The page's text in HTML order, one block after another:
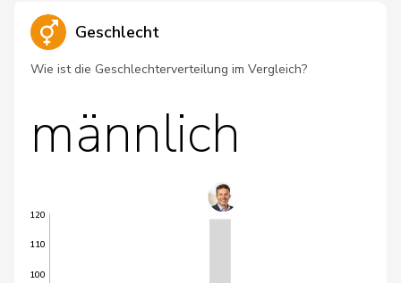
Geschlecht
Wie ist die Geschlechterverteilung im Vergleich?
männlich
100
110
120